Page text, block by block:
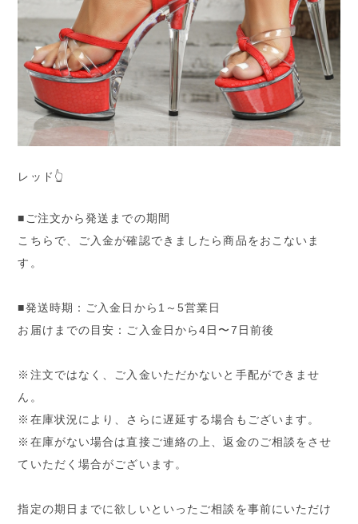
レッド👆
■ご注文から発送までの期間
こちらで、ご入金が確認できましたら商品をおこないま
す。
■発送時期：ご入金日から1～5営業日
お届けまでの目安：ご入金日から4日〜7日前後
※注文ではなく、ご入金いただかないと手配ができませ
ん。
※在庫状況により、さらに遅延する場合もございます。
※在庫がない場合は直接ご連絡の上、返金のご相談をさせ
ていただく場合がございます。
指定の期日までに欲しいといったご相談を事前にいただけ